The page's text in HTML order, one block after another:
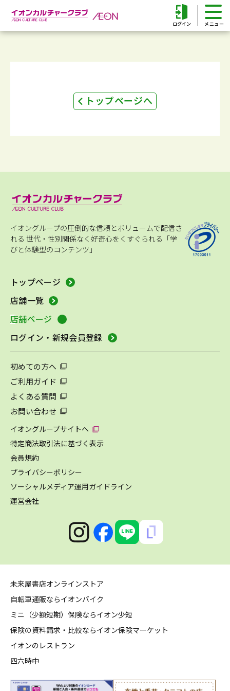
ログイン
トップページへ
イオングループの圧倒的な信頼とボリュームで配信さ
れる 世代・性別関係なく好奇心をくすぐられる「学
びと体験型のコンテンツ」
トップページ
店舗一覧
店舗ページ
ログイン・新規会員登録
初めての方へ
ご利用ガイド
よくある質問
お問い合わせ
イオングループサイトへ
特定商法取引法に基づく表示
会員規約
プライバシーポリシー
ソーシャルメディア運用ガイドライン
運営会社
未来屋書店オンラインストア
自転車通販ならイオンバイク
ミニ（少額短期）保険ならイオン少短
保険の資料請求・比較ならイオン保険マーケット
イオンのレストラン
四六時中